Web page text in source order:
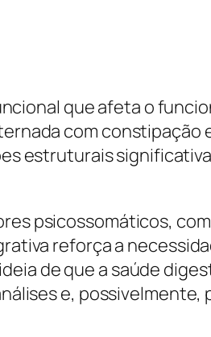
que afeta o
com constipação
estruturais
psicossomáticos,
reforça a
de que a saúde
e, possivelmente,